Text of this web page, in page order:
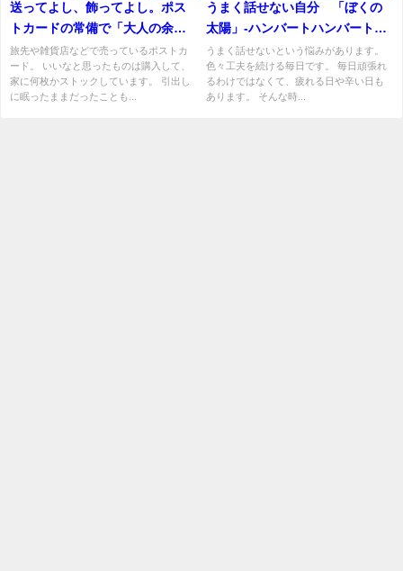
送ってよし、飾ってよし。ポス
トカードの常備で「大人の余
裕」が手に入ります
旅先や雑貨店などで売っているポストカ
ード。 いいなと思ったものは購入して、
家に何枚かストックしています。 引出し
に眠ったままだったことも...
うまく話せない自分 「ぼくの
太陽」-ハンバートハンバート
を聞くと、落ち着きます。
うまく話せないという悩みがあります。
色々工夫を続ける毎日です。 毎日頑張れ
るわけではなくて、疲れる日や辛い日も
あります。 そんな時...